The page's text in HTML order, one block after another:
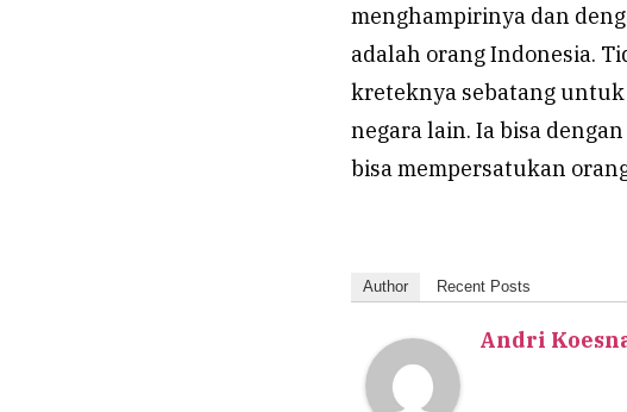
menghampirinya dan
adalah orang Indonesia.
kreteknya sebatang
negara lain. Ia bisa
bisa mempersatukan
Author Recent Posts
Andri